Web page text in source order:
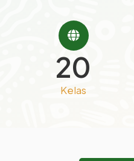
20
Kelas